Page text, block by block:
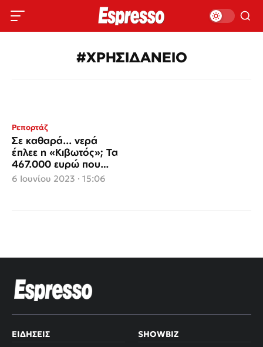
#ΧΡΗΣΙΔΑΝΕΙΟ
Ρεπορτάζ
Σε καθαρά... νερά
έπλεε η «Κιβωτός»; Τα
467.000 ευρώ που
βρέθηκαν στην κατοχή
6 Ιουνίου 2023 · 15:06
ΕΙΔΉΣΕΙΣ SHOWBIZ